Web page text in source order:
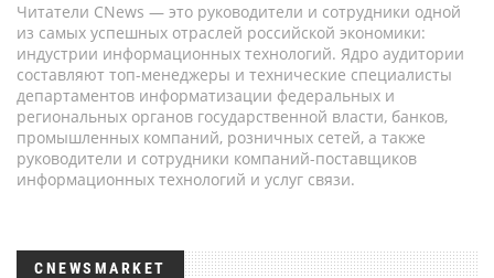
Читатели CNews — это руководители и сотрудники одной
из самых успешных отраслей российской экономики:
индустрии информационных технологий. Ядро аудитории
составляют топ-менеджеры и технические специалисты
департаментов информатизации федеральных и
региональных органов государственной власти, банков,
промышленных компаний, розничных сетей, а также
руководители и сотрудники компаний-поставщиков
информационных технологий и услуг связи.
CNEWSMARKET